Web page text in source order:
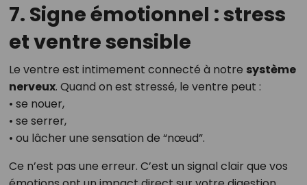
7. Signe émotionnel : stress
et ventre sensible
Le ventre est intimement connecté à notre système
nerveux. Quand on est stressé, le ventre peut :
• se nouer,
• se serrer,
• ou lâcher une sensation de “nœud”.
Ce n’est pas une erreur. C’est un signal clair que vos